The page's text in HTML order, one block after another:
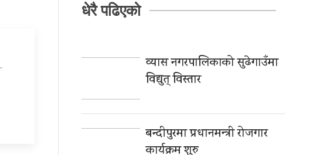
धेरै पढिएको
व्यास नगरपालिकाको सुढेगाउँमा
विद्युत् विस्तार
बन्दीपुरमा प्रधानमन्त्री रोजगार
कार्यक्रम शुरु